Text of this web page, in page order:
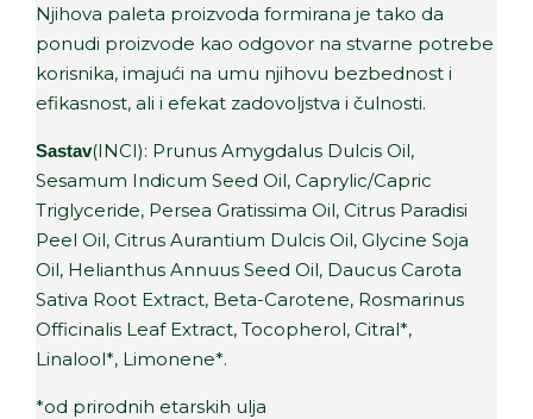
Njihova paleta proizvoda formirana je tako da
ponudi proizvode kao odgovor na stvarne potrebe
korisnika, imajući na umu njihovu bezbednost i
efikasnost, ali i efekat zadovoljstva i čulnosti.
Sastav(INCI): Prunus Amygdalus Dulcis Oil,
Sesamum Indicum Seed Oil, Caprylic/Capric
Triglyceride, Persea Gratissima Oil, Citrus Paradisi
Peel Oil, Citrus Aurantium Dulcis Oil, Glycine Soja
Oil, Helianthus Annuus Seed Oil, Daucus Carota
Sativa Root Extract, Beta-Carotene, Rosmarinus
Officinalis Leaf Extract, Tocopherol, Citral*,
Linalool*, Limonene*.
*od prirodnih etarskih ulja